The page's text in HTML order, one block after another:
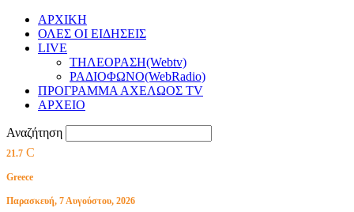
ΑΡΧΙΚΗ
ΟΛΕΣ ΟΙ ΕΙΔΗΣΕΙΣ
LIVE
ΤΗΛΕΟΡΑΣΗ(Webtv)
ΡΑΔΙΟΦΩΝΟ(WebRadio)
ΠΡΟΓΡΑΜΜΑ ΑΧΕΛΩΟΣ TV
ΑΡΧΕΙΟ
Αναζήτηση
21.7 C
Greece
Παρασκευή, 7 Αυγούστου, 2026